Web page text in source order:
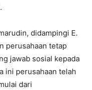
didampingi E.
perusahaan tetap
jawab sosial kepada
ini perusahaan telah
dari